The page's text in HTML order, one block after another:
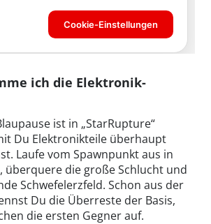
ich die Elektronik-
ist in „StarRupture“
Du Elektronikteile überhaupt
Laufe vom Spawnpunkt aus in
überquere die große Schlucht und
Schwefelerzfeld. Schon aus der
Du die Überreste der Basis,
die ersten Gegner auf.